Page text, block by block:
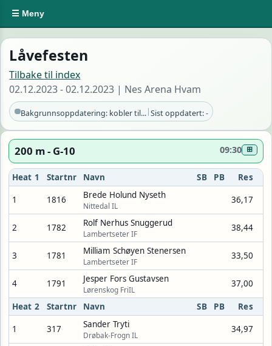
☰ Meny
Låvefesten
Tilbake til index
02.12.2023 - 02.12.2023 | Nes Arena Hvam
Bakgrunnsoppdatering: kobler til...|Sist oppdatert: -
200 m - G-10 09:30 ⊞
Heat 1 Startnr Navn SB PB Res
1 1816 Brede Holund Nyseth
Nittedal IL
36,17
2 1782 Rolf Nerhus Snuggerud
Lambertseter IF
38,44
3 1781 Milliam Schøyen Stenersen
Lambertseter IF
33,50
4 1791 Jesper Fors Gustavsen
Lørenskog FriIL
37,00
Heat 2 Startnr Navn SB PB Res
1 317 Sander Tryti
Drøbak-Frogn IL
34,97